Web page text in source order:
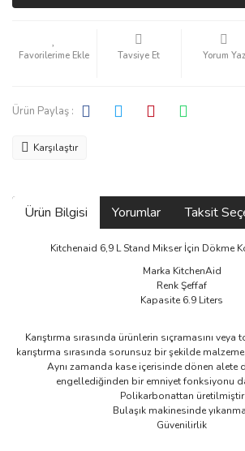
Tavsiye Et Yorum Yaz
Ürün Paylaş :
Karşılaştır
Ürün Bilgisi Yorumlar Taksit
Kitchenaid 6,9 L Stand Mikser İçin Dökme
Marka KitchenAid
Renk Şeffaf
Kapasite 6.9 Liters
Karıştırma sırasında ürünlerin sıçramasını veya
karıştırma sırasında sorunsuz bir şekilde
Aynı zamanda kase içerisinde dönen alete
engellediğinden bir emniyet fonksiyonu
Polikarbonattan üretilmiştir
Bulaşık makinesinde
Güvenilirlik